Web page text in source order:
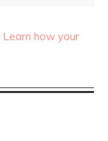
Learn how your